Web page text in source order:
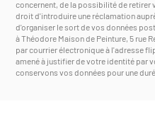
concernent, de la possibilité de retirer
droit d'introduire une réclamation
d'organiser le sort de vos données
à Théodore Maison de Peinture, 5 rue
par courrier électronique à l'adresse
amené à justifier de votre identité par
conservons vos données pour une